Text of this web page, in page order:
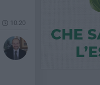
10.20